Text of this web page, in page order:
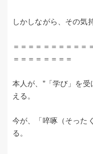
しかしながら、その気
＝＝＝＝＝＝＝＝＝＝
＝＝＝＝＝＝＝＝
本人が、”「学び」を
える。
今が、「啐啄（そった
る。